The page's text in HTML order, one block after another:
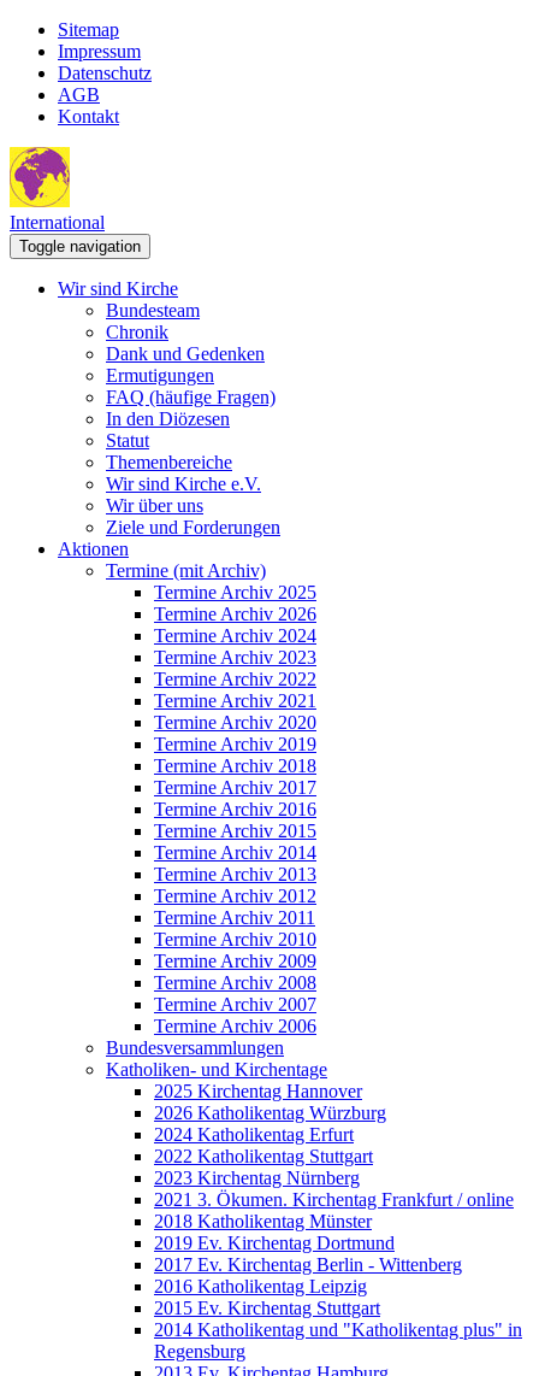
Sitemap
Impressum
Datenschutz
AGB
Kontakt
International
Toggle navigation
Wir sind Kirche
Bundesteam
Chronik
Dank und Gedenken
Ermutigungen
FAQ (häufige Fragen)
In den Diözesen
Statut
Themenbereiche
Wir sind Kirche e.V.
Wir über uns
Ziele und Forderungen
Aktionen
Termine (mit Archiv)
Termine Archiv 2025
Termine Archiv 2026
Termine Archiv 2024
Termine Archiv 2023
Termine Archiv 2022
Termine Archiv 2021
Termine Archiv 2020
Termine Archiv 2019
Termine Archiv 2018
Termine Archiv 2017
Termine Archiv 2016
Termine Archiv 2015
Termine Archiv 2014
Termine Archiv 2013
Termine Archiv 2012
Termine Archiv 2011
Termine Archiv 2010
Termine Archiv 2009
Termine Archiv 2008
Termine Archiv 2007
Termine Archiv 2006
Bundesversammlungen
Katholiken- und Kirchentage
2025 Kirchentag Hannover
2026 Katholikentag Würzburg
2024 Katholikentag Erfurt
2022 Katholikentag Stuttgart
2023 Kirchentag Nürnberg
2021 3. Ökumen. Kirchentag Frankfurt / online
2018 Katholikentag Münster
2019 Ev. Kirchentag Dortmund
2017 Ev. Kirchentag Berlin - Wittenberg
2016 Katholikentag Leipzig
2015 Ev. Kirchentag Stuttgart
2014 Katholikentag und "Katholikentag plus" in
Regensburg